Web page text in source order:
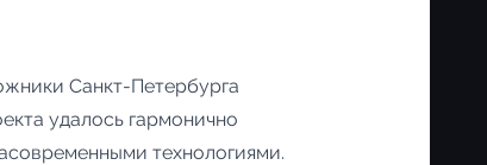
Санкт-Петербурга
удалось гармонично
технологиями.